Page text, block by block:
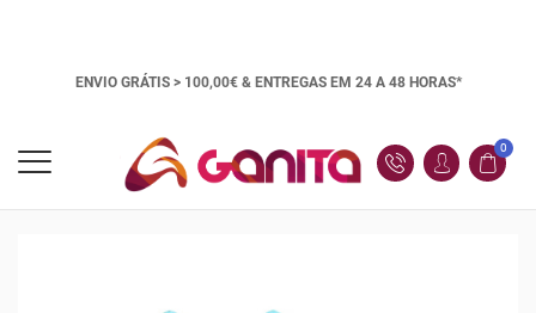
ENVIO GRÁTIS > 100,00€ & ENTREGAS EM 24 A 48 HORAS*
0